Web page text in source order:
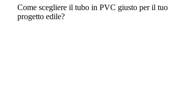
Come scegliere il tubo in PVC giusto per il tuo
progetto edile?